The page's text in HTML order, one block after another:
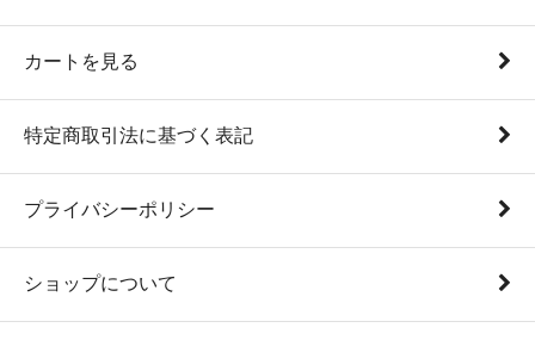
カートを見る
特定商取引法に基づく表記
プライバシーポリシー
ショップについて